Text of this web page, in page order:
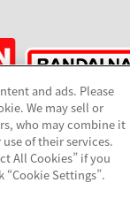
©BANDAI
ピーライト一覧を表示
and ads. Please
We may sell or
who may combine it
of their services.
All Cookies” if you
Settings”.